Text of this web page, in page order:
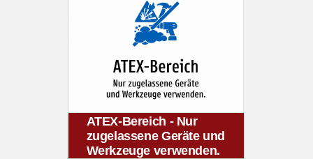
ATEX-Bereich - Nur
zugelassene Geräte und
Werkzeuge verwenden.